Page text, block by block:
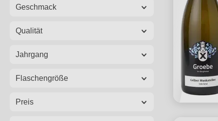
Geschmack
Qualität
Jahrgang
Flaschengröße
Preis